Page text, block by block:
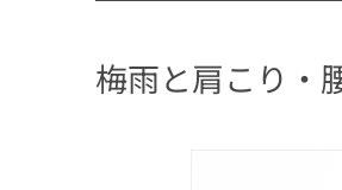
梅雨と肩こり・